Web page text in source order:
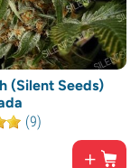
(Silent Seeds)
(9)